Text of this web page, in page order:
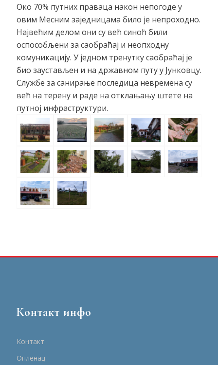
Око 70% путних праваца након непогоде у
овим Месним заједницама било је непроходно.
Највећим делом они су већ синоћ били
оспособљени за саобраћај и неопходну
комуникацију. У једном тренутку саобраћај је
био заустављен и на државном путу у Јунковцу.
Службе за санирање последица невремена су
већ на терену и раде на отклањању штете на
путној инфраструктури.
Контакт инфо
Контакт
Опленац